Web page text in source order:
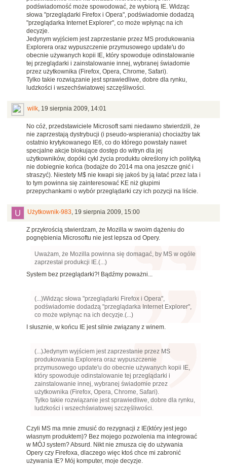
podświadomość może spowodować, że wybiorą IE. Widząc
słowa "przeglądarki Firefox i Opera", podświadomie dodadzą
"przeglądarka Internet Explorer", co może wpłynąc na ich
decyzje.
Jedynym wyjściem jest zaprzestanie przez MS produkowania
Explorera oraz wypuszczenie przymusowego update'u do
obecnie używanych kopii IE, który spowoduje odinstalowanie
tej przeglądarki i zainstalowanie innej, wybranej świadomie
przez użytkownika (Firefox, Opera, Chrome, Safari).
Tylko takie rozwiązanie jest sprawiedliwe, dobre dla rynku,
ludzkości i wszechświatowej szczęśliwości.
wilk, 19 sierpnia 2009, 14:01
No cóż, przedstawiciele Microsoft sami niedawno stwierdzili, że
nie zaprzestają dystrybucji (i pseudo-wspierania) chociażby tak
ostatnio krytykowanego IE6, co do którego powstały nawet
specjalne akcje blokujące dostęp do witryn dla jej
użytkowników, dopóki cykl życia produktu określony ich polityką
nie dobiegnie końca (bodajże do 2014 ma ona jeszcze gnić i
straszyć). Niestety M$ nie kwapi się jakoś by ją łatać przez lata i
to tym powinna się zainteresować KE niż głupimi
przepychankami o wybór przeglądarki czy ich pozycji na liście.
Użytkownik-983, 19 sierpnia 2009, 15:00
Z przykrością stwierdzam, że Mozilla w swoim dążeniu do
pognębienia Microsoftu nie jest lepsza od Opery.
Uważam, że Mozilla powinna się domagać, by MS w ogóle
zaprzestał produkcji IE.(...)
System bez przeglądarki?! Bądźmy poważni...
(...)Widząc słowa "przeglądarki Firefox i Opera",
podświadomie dodadzą "przeglądarka Internet Explorer",
co może wpłynąc na ich decyzje.(...)
I słusznie, w końcu IE jest silnie związany z winem.
(...)Jedynym wyjściem jest zaprzestanie przez MS
produkowania Explorera oraz wypuszczenie
przymusowego update'u do obecnie używanych kopii IE,
który spowoduje odinstalowanie tej przeglądarki i
zainstalowanie innej, wybranej świadomie przez
użytkownika (Firefox, Opera, Chrome, Safari).
Tylko takie rozwiązanie jest sprawiedliwe, dobre dla rynku,
ludzkości i wszechświatowej szczęśliwości.
Czyli MS ma mnie zmusić do rezygnacji z IE(który jest jego
własnym produktem)? Bez mojego pozwolenia ma integrować
w MÓJ system? Absurd. Nikt nie zmusza cię do używania
Opery czy Firefoxa, dlaczego więc ktoś chce mi zabronić
używania IE? Mój komputer, moje decyzje.